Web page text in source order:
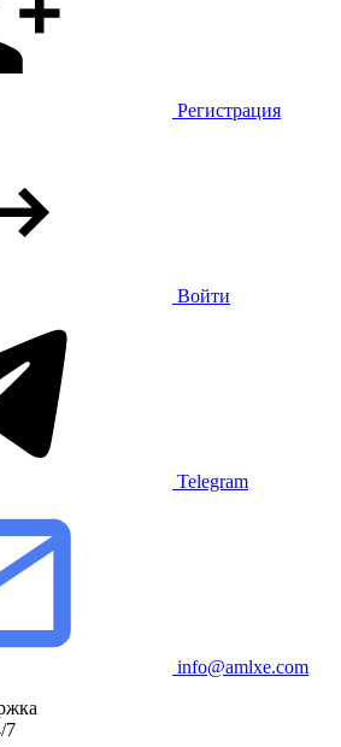
Регистрация
Войти
Telegram
info@amlxe.com
7